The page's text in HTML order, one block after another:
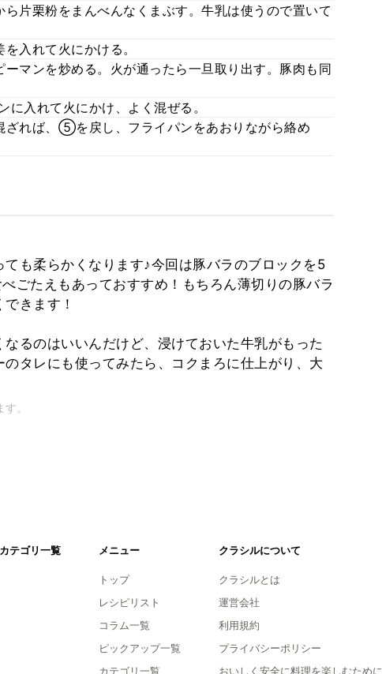
片栗粉をまんべんなくまぶす。牛乳は使うので置いて
入れて火にかける。
マンを炒める。火が通ったら一旦取り出す。豚肉も同
入れて火にかけ、よく混ぜる。
ざれば、⑤を戻し、フライパンをあおりながら絡め
も柔らかくなります♪今回は豚バラのブロックを5
ごたえもあっておすすめ！もちろん薄切りの豚バラ
きます！
るのはいいんだけど、浸けておいた牛乳がもった
タレにも使ってみたら、コクまろに仕上がり、大
。
カテゴリ一覧 メニュー
トップ
レシピリスト
コラム一覧
ピックアップ一覧
カテゴリ一覧
クラシルについて
クラシルとは
運営会社
利用規約
プライバシーポリシー
おいしく安全に料理を楽しむために